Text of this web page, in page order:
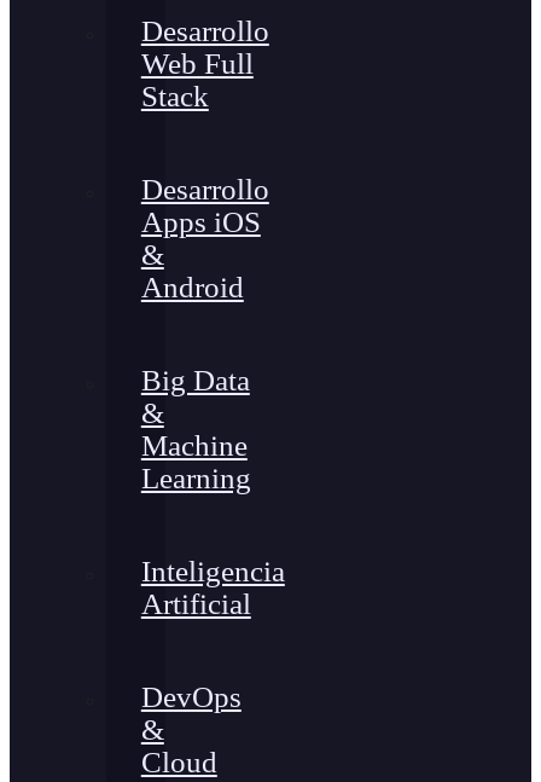
Desarrollo
Web Full
Stack
Desarrollo
Apps iOS
&
Android
Big Data
&
Machine
Learning
Inteligencia
Artificial
DevOps
&
Cloud